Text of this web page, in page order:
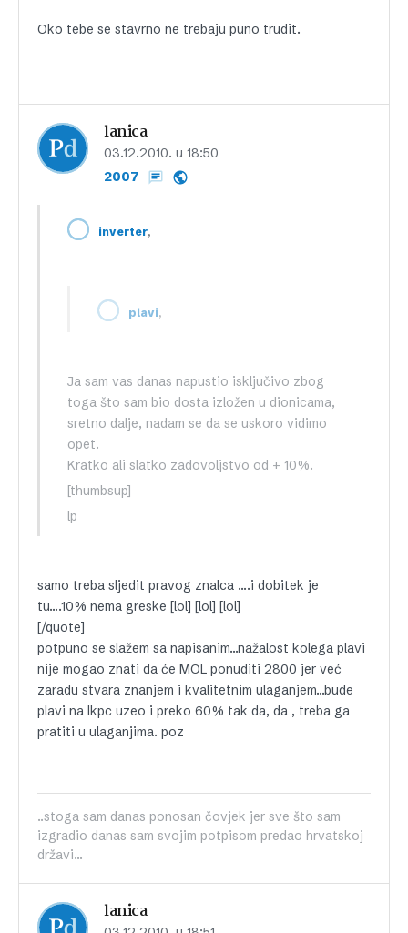
Oko tebe se stavrno ne trebaju puno trudit.
lanica
03.12.2010. u 18:50
2007
inverter,
plavi,
Ja sam vas danas napustio isključivo zbog
toga što sam bio dosta izložen u dionicama,
sretno dalje, nadam se da se uskoro vidimo
opet.
Kratko ali slatko zadovoljstvo od + 10%.
[thumbsup]
lp
samo treba sljedit pravog znalca ….i dobitek je
tu….10% nema greske [lol] [lol] [lol]
[/quote]
potpuno se slažem sa napisanim…nažalost kolega plavi
nije mogao znati da će MOL ponuditi 2800 jer već
zaradu stvara znanjem i kvalitetnim ulaganjem…bude
plavi na lkpc uzeo i preko 60% tak da, da , treba ga
pratiti u ulaganjima. poz
..stoga sam danas ponosan čovjek jer sve što sam
izgradio danas sam svojim potpisom predao hrvatskoj
državi...
lanica